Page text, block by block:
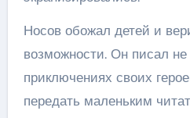
Носов обожал детей и
возможности. Он писал
приключениях своих
передать маленьким